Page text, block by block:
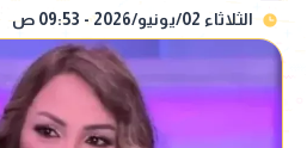
الثلاثاء 02/يونيو/2026 - 09:53 ص